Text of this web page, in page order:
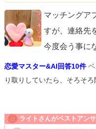
マッチングア
すが、連絡先
今度会う事に
恋愛マスター&AI回答10件
り取りしていたら、そろそろ
ライトさんがベストアン